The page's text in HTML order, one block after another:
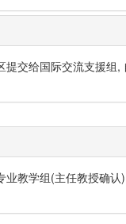
交给国际交流支援
教学组(主任教授确